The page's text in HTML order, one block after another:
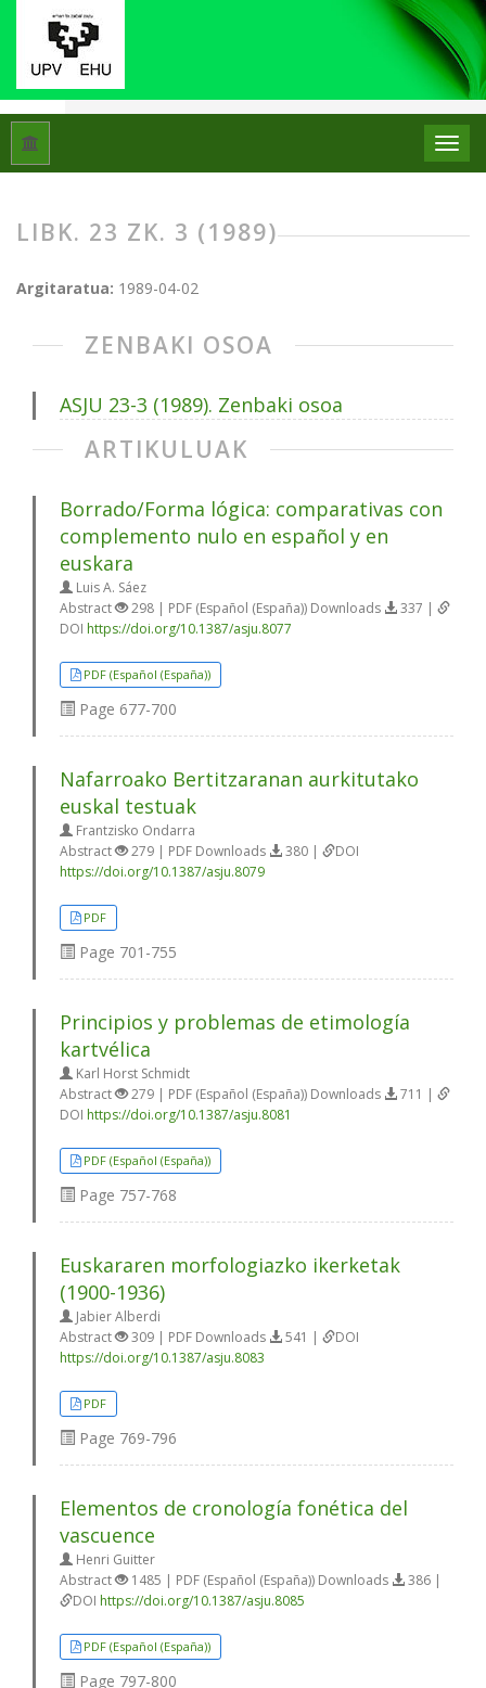
Hasiera
LIBK. 23 ZK. 3 (1989)
Argitaratua: 1989-04-02
ZENBAKI OSOA
ASJU 23-3 (1989). Zenbaki osoa
ARTIKULUAK
Borrado/Forma lógica: comparativas con
complemento nulo en español y en
euskara
Luis A. Sáez
Abstract
298 | PDF (Español (España)) Downloads
337 |
DOI https://doi.org/10.1387/asju.8077
PDF (Español (España))
Page 677-700
Nafarroako Bertitzaranan aurkitutako
euskal testuak
Frantzisko Ondarra
Abstract
279 | PDF Downloads 380 |
DOI
https://doi.org/10.1387/asju.8079
PDF
Page 701-755
Principios y problemas de etimología
kartvélica
Karl Horst Schmidt
Abstract
279 | PDF (Español (España)) Downloads
711 |
DOI https://doi.org/10.1387/asju.8081
PDF (Español (España))
Page 757-768
Euskararen morfologiazko ikerketak
(1900-1936)
Jabier Alberdi
Abstract
309 | PDF Downloads 541 |
DOI
https://doi.org/10.1387/asju.8083
PDF
Page 769-796
Elementos de cronología fonética del
vascuence
Henri Guitter
Abstract
1485 | PDF (Español (España)) Downloads
386 |
DOI https://doi.org/10.1387/asju.8085
PDF (Español (España))
Page 797-800